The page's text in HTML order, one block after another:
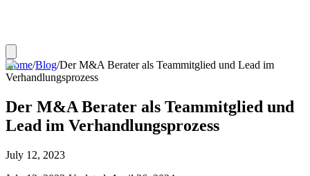
Home/Blog/Der M&A Berater als Teammitglied und Lead im
Verhandlungsprozess
Der M&A Berater als Teammitglied und
Lead im Verhandlungsprozess
July 12, 2023